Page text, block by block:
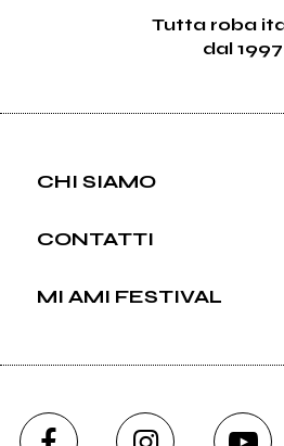
Tutta roba
dal 1997
CHI SIAMO
CONTATTI
MI AMI FESTIVAL